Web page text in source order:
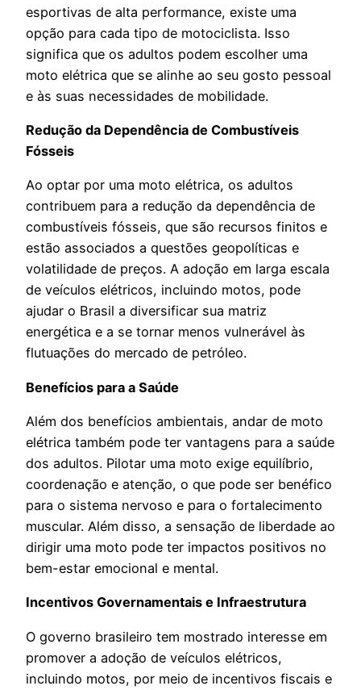
esportivas de alta performance, existe uma
opção para cada tipo de motociclista. Isso
significa que os adultos podem escolher uma
moto elétrica que se alinhe ao seu gosto pessoal
e às suas necessidades de mobilidade.
Redução da Dependência de Combustíveis
Fósseis
Ao optar por uma moto elétrica, os adultos
contribuem para a redução da dependência de
combustíveis fósseis, que são recursos finitos e
estão associados a questões geopolíticas e
volatilidade de preços. A adoção em larga escala
de veículos elétricos, incluindo motos, pode
ajudar o Brasil a diversificar sua matriz
energética e a se tornar menos vulnerável às
flutuações do mercado de petróleo.
Benefícios para a Saúde
Além dos benefícios ambientais, andar de moto
elétrica também pode ter vantagens para a saúde
dos adultos. Pilotar uma moto exige equilíbrio,
coordenação e atenção, o que pode ser benéfico
para o sistema nervoso e para o fortalecimento
muscular. Além disso, a sensação de liberdade ao
dirigir uma moto pode ter impactos positivos no
bem-estar emocional e mental.
Incentivos Governamentais e Infraestrutura
O governo brasileiro tem mostrado interesse em
promover a adoção de veículos elétricos,
incluindo motos, por meio de incentivos fiscais e